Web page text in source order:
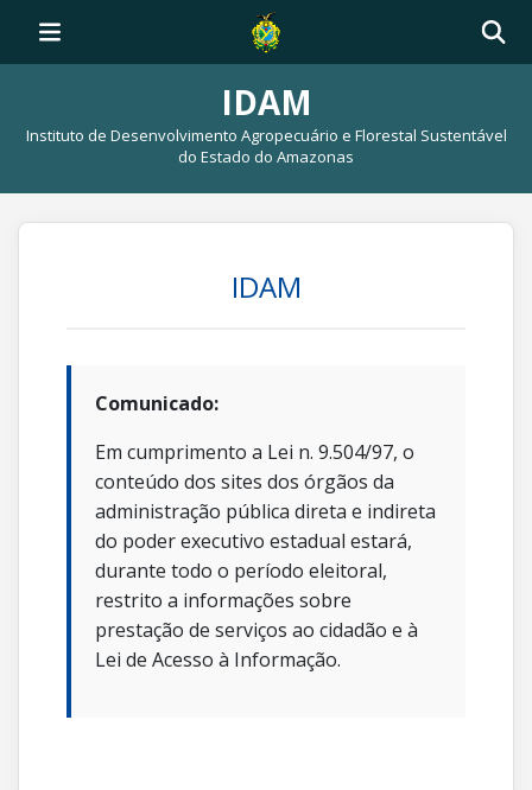
IDAM
Instituto de Desenvolvimento Agropecuário e Florestal Sustentável
do Estado do Amazonas
IDAM
Comunicado:
Em cumprimento a Lei n. 9.504/97, o
conteúdo dos sites dos órgãos da
administração pública direta e indireta
do poder executivo estadual estará,
durante todo o período eleitoral,
restrito a informações sobre
prestação de serviços ao cidadão e à
Lei de Acesso à Informação.